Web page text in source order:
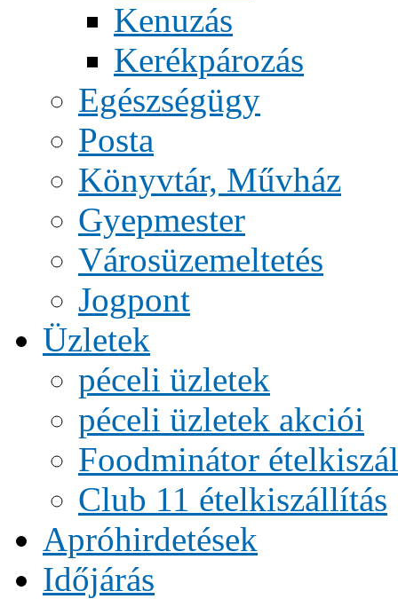
Kenuzás
Kerékpározás
Egészségügy
Posta
Könyvtár, Művház
Gyepmester
Városüzemeltetés
Jogpont
Üzletek
péceli üzletek
péceli üzletek akciói
Foodminátor
Club 11 ételkiszállítás
Apróhirdetések
Időjárás